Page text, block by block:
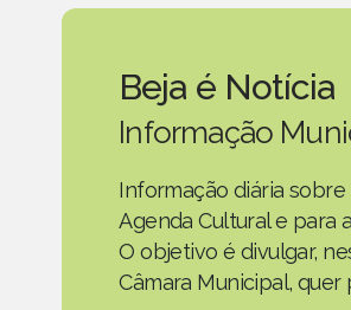
Beja é Notícia
Informação
Informação diária
Agenda Cultural e para
O objetivo é divulgar,
Câmara Municipal,